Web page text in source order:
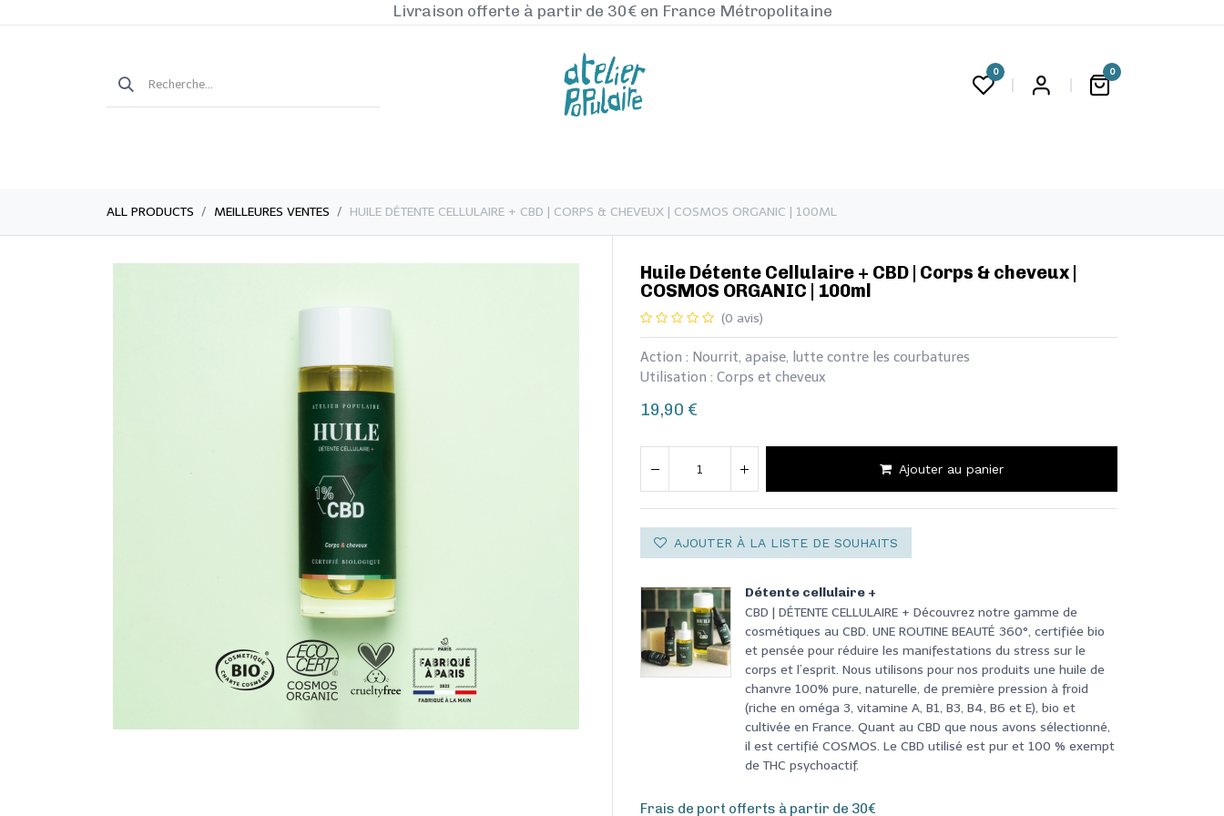
Livraison offerte à partir de 30€ en France Métropolitaine
0 0
ALL PRODUCTS MEILLEURES VENTES ​​​​​​​​HUILE DÉTENTE CELLULAIRE + CBD | CORPS & CHEVEUX | COSMOS ORGANIC | 100ML
​​​​​​​​Huile Détente Cellulaire + CBD | Corps & cheveux |
COSMOS ORGANIC | 100ml
(0 avis)
Action : Nourrit, apaise, lutte contre les courbatures
Utilisation : Corps et cheveux
19,90 €
Ajouter au panier
AJOUTER À LA LISTE DE SOUHAITS
Détente cellulaire +
CBD | DÉTENTE CELLULAIRE + Découvrez notre gamme de
cosmétiques au CBD. UNE ROUTINE BEAUTÉ 360°, certifiée bio
et pensée pour réduire les manifestations du stress sur le
corps et l’esprit. Nous utilisons pour nos produits une huile de
chanvre 100% pure, naturelle, de première pression à froid
(riche en oméga 3, vitamine A, B1, B3, B4, B6 et E), bio et
cultivée en France. Quant au CBD que nous avons sélectionné,
il est certifié COSMOS. Le CBD utilisé est pur et 100 % exempt
de THC psychoactif.
Frais de port offerts à partir de 30€